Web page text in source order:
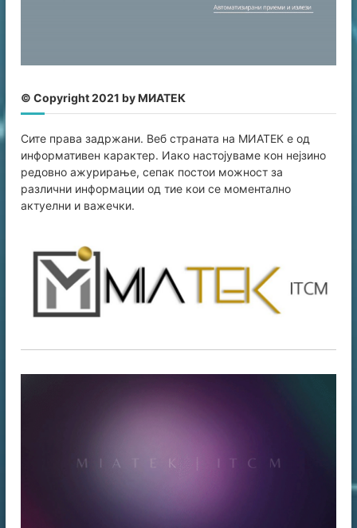
© Copyright 2021 by МИАТЕК
Сите права задржани. Веб страната на МИАТЕК е од
информативен карaктер. Иако настојуваме кон нејзино
редовно ажурирање, сепак постои можност за
различни информации од тие кои се моментално
актуелни и важечки.